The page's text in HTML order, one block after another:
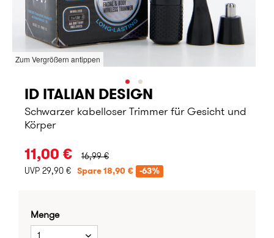
Zum Vergrößern antippen
ID ITALIAN DESIGN
Schwarzer kabelloser Trimmer für Gesicht und
Körper
11,00 € URSPRÜNGLICHER PREIS:
16,99 €
UVP 29,90 €
Spare 18,90 € -63%
Menge